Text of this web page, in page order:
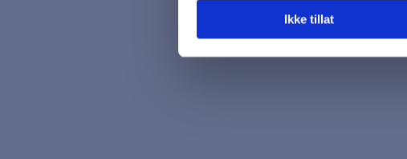
Ikke tillat